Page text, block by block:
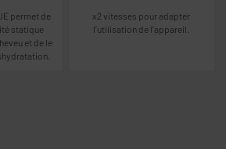
permet de
statique
et de le
x2 vitesses pour adapter
l’utilisation de l’appareil.